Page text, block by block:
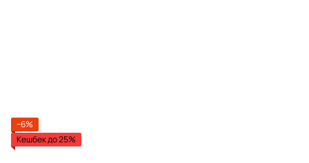
−6%
Кешбек до 25%